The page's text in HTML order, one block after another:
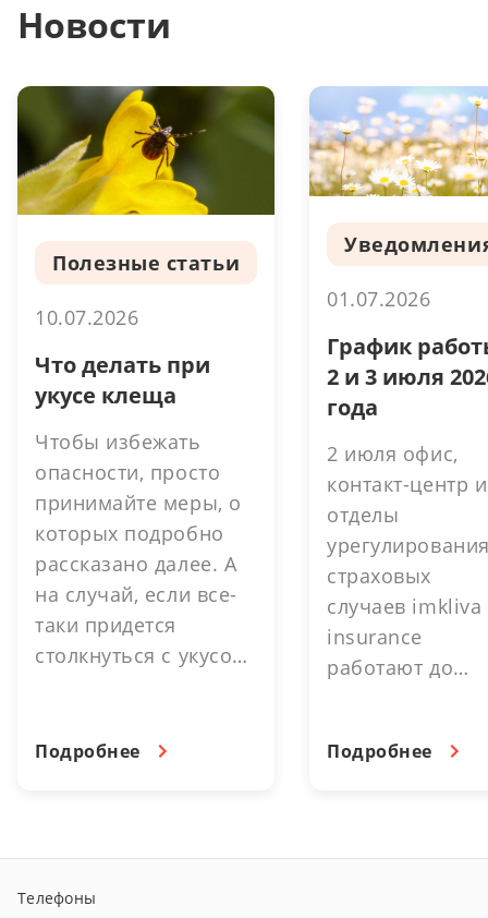
Новости
Полезные статьи
10.07.2026
Что делать при
укусе клеща
Чтобы избежать
опасности, просто
принимайте меры, о
которых подробно
рассказано далее. А
на случай, если все-
таки придется
столкнуться с укусом,
упростить процесс. В
Подробнее
01.07.2026
График
2 и 3 июля
года
2 июля офис,
контакт-центр и
отделы
страховых
случаев imkliva
insurance
работают до
выходной день.
Подробнее
Телефоны